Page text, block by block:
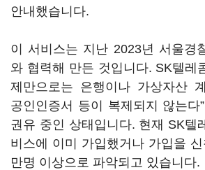
안내했습니다.
이 서비스는 지난 2023년 서울경
와 협력해 만든 것입니다. SK텔레
제만으로는 은행이나 가상자산
공인인증서 등이 복제되지 않는다
권유 중인 상태입니다. 현재 SK텔
비스에 이미 가입했거나 가입을
만명 이상으로 파악되고 있습니다.